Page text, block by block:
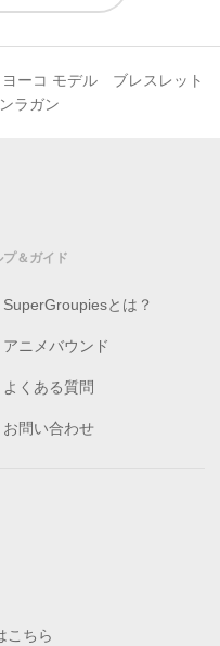
ヨーコ モデル ブレスレット
ラガン
プ＆ガイド
SuperGroupiesとは？
アニメバウンド
よくある質問
お問い合わせ
こちら